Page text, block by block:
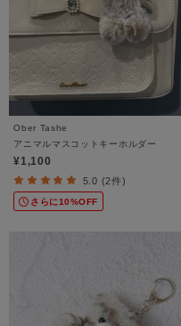
Ober Tashe
アニマルマスコットキーホルダー
¥1,100
5.0 (2件)
さらに10%OFF